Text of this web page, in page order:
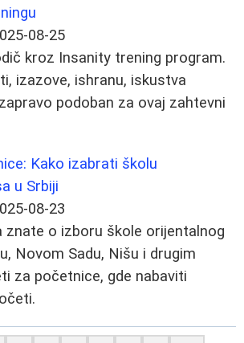
08-25
kroz Insanity trening program.
izazove, ishranu, iskustva
podoban za ovaj zahtevni
Kako izabrati školu
u Srbiji
08-23
znate o izboru škole orijentalnog
Novom Sadu, Nišu i drugim
za početnice, gde nabaviti